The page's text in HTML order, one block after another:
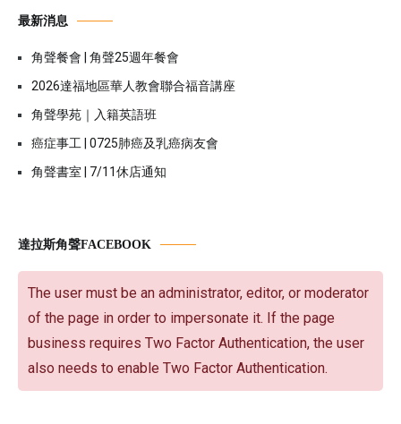
最新消息
角聲餐會 | 角聲25週年餐會
2026達福地區華人教會聯合福音講座
角聲學苑｜入籍英語班
癌症事工 | 0725肺癌及乳癌病友會
角聲書室 | 7/11休店通知
達拉斯角聲FACEBOOK
The user must be an administrator, editor, or moderator
of the page in order to impersonate it. If the page
business requires Two Factor Authentication, the user
also needs to enable Two Factor Authentication.